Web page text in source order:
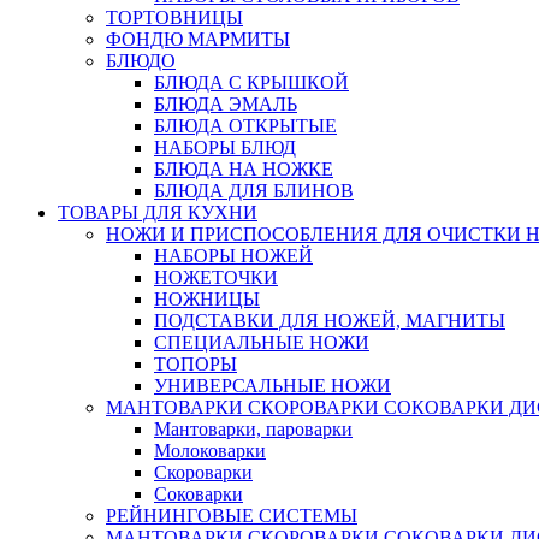
ТОРТОВНИЦЫ
ФОНДЮ МАРМИТЫ
БЛЮДО
БЛЮДА С КРЫШКОЙ
БЛЮДА ЭМАЛЬ
БЛЮДА ОТКРЫТЫЕ
НАБОРЫ БЛЮД
БЛЮДА НА НОЖКЕ
БЛЮДА ДЛЯ БЛИНОВ
ТОВАРЫ ДЛЯ КУХНИ
НОЖИ И ПРИСПОСОБЛЕНИЯ ДЛЯ ОЧИСТКИ
НАБОРЫ НОЖЕЙ
НОЖЕТОЧКИ
НОЖНИЦЫ
ПОДСТАВКИ ДЛЯ НОЖЕЙ, МАГНИТЫ
СПЕЦИАЛЬНЫЕ НОЖИ
ТОПОРЫ
УНИВЕРСАЛЬНЫЕ НОЖИ
МАНТОВАРКИ СКОРОВАРКИ СОКОВАРКИ
Мантоварки, пароварки
Молоковарки
Скороварки
Соковарки
РЕЙНИНГОВЫЕ СИСТЕМЫ